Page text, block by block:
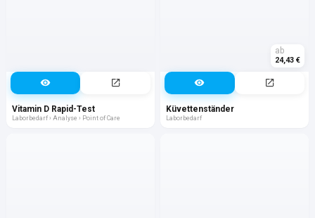
Vitamin D Rapid-Test
Laborbedarf › Analyse › Point of Care
ab
24,43 €
Küvettenständer
Laborbedarf